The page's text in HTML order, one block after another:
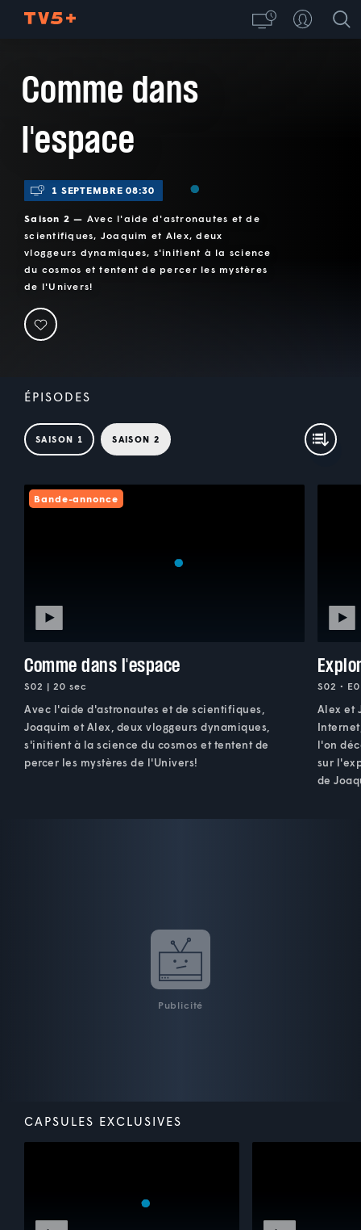
Comme dans
l'espace
1 SEPTEMBRE 08:30
Saison 2 — Avec l'aide d'astronautes et de
scientifiques, Joaquim et Alex, deux
vloggeurs dynamiques, s'initient à la science
du cosmos et tentent de percer les mystères
de l'Univers!
ÉPISODES
SAISON 1 SAISON 2
Bande-annonce
Comme dans l'espace
S02 | 20 sec
Avec l'aide d'astronautes et de scientifiques,
Joaquim et Alex, deux vloggeurs dynamiques,
s'initient à la science du cosmos et tentent de
percer les mystères de l'Univers!
S02 •
Alex et
l'on
sur
de
Publicité
CAPSULES EXCLUSIVES